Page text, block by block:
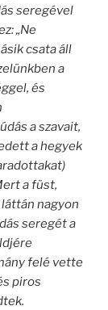
seregével
„Ne
csata áll
a
és
a szavait,
a hegyek
a füst,
nagyon
seregét a
felé vette
piros